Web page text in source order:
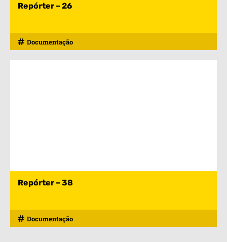
Repórter – 26
Documentação
Repórter – 38
Documentação